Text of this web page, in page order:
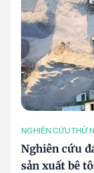
NGHIÊN CỨU THỬ
Nghiên cứu
sản xuất bê